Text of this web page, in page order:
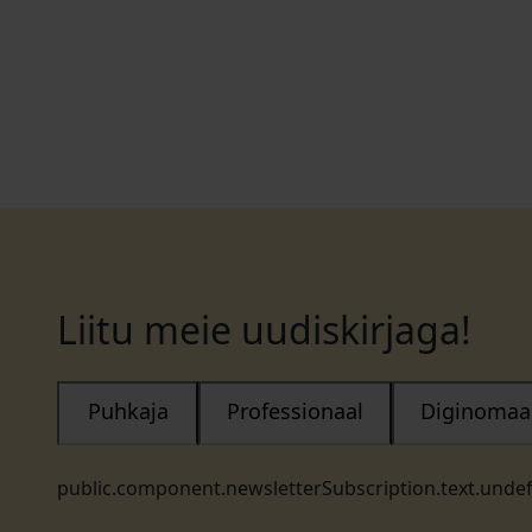
Liitu meie uudiskirjaga!
Puhkaja Professionaal